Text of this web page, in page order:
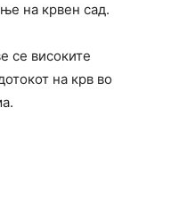
на крвен сад.
се високите
на крв во